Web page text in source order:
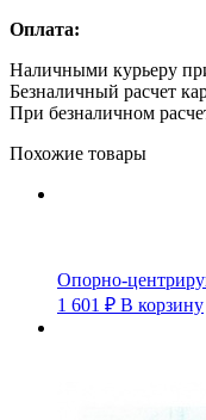
Оплата:
Наличными курьеру
Безналичный расчет
При безналичном
Похожие товары
Опорно-
1 601 ₽ В корзину